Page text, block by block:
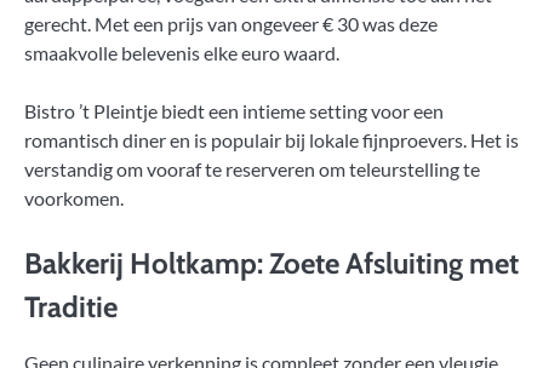
gerecht. Met een prijs van ongeveer € 30 was deze
smaakvolle belevenis elke euro waard.
Bistro ’t Pleintje biedt een intieme setting voor een
romantisch diner en is populair bij lokale fijnproevers. Het is
verstandig om vooraf te reserveren om teleurstelling te
voorkomen.
Bakkerij Holtkamp: Zoete Afsluiting met
Traditie
Geen culinaire verkenning is compleet zonder een vleugje